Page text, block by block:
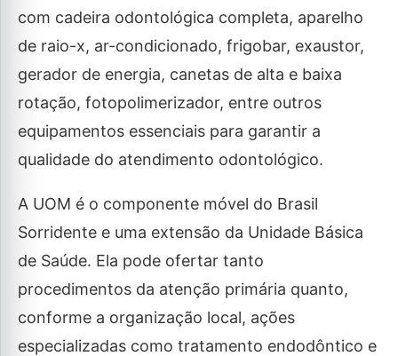
com cadeira odontológica completa, aparelho
de raio-x, ar-condicionado, frigobar, exaustor,
gerador de energia, canetas de alta e baixa
rotação, fotopolimerizador, entre outros
equipamentos essenciais para garantir a
qualidade do atendimento odontológico.
A UOM é o componente móvel do Brasil
Sorridente e uma extensão da Unidade Básica
de Saúde. Ela pode ofertar tanto
procedimentos da atenção primária quanto,
conforme a organização local, ações
especializadas como tratamento endodôntico e